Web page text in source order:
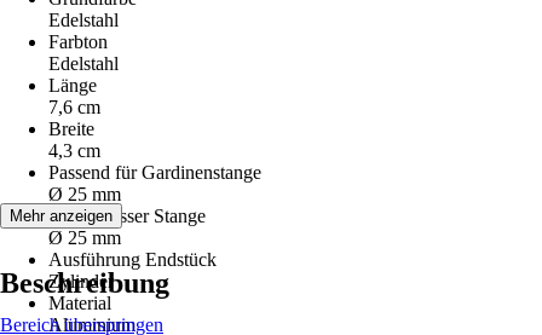
Edelstahl
Farbton
Edelstahl
Länge
7,6 cm
Breite
4,3 cm
Passend für Gardinenstange
Ø 25 mm
Durchmesser Stange
Ø 25 mm
Ausführung Endstück
Zylinder
Material
Aluminium
Mehr anzeigen
Beschreibung
Bereich überspringen